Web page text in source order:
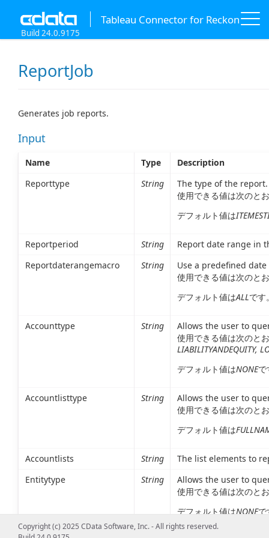
Tableau Connector for Reckon
Build 24.0.9175
ReportJob
Generates job reports.
Input
Name Type
Description
Reporttype
String
The type of the report.
使用できる値は次のと
デフォルト値は
Reportperiod String
Report date range in
Reportdaterangemacro
String
Use a predefined
使用できる値は次のと
デフォルト値はALLです
Accounttype String
Allows the user to
使用できる値は次のと
LIABILITYANDEQUITY,
デフォルト値はNONEで
Accountlisttype String
Allows the user to
使用できる値は次のと
デフォルト値は
Accountlists String
The list elements to
Entitytype
String
Allows the user to
使用できる値は次のと
デフォルト値はNONEで
Copyright (c) 2025 CData Software, Inc. - All rights reserved.